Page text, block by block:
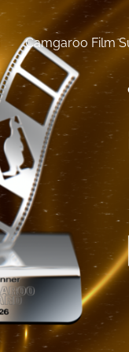
Camgaroo Film